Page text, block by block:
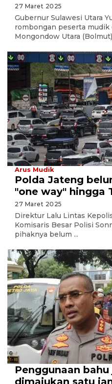
27 Maret 2025
Gubernur Sulawesi Utara
rombongan peserta mudik
Mongondow Utara (Bolmut)
Arus Mudik
Polda Jateng
"one way" hingga
27 Maret 2025
Direktur Lalu Lintas
Komisaris Besar Polisi
pihaknya belum ...
Penggunaan
dimajukan satu